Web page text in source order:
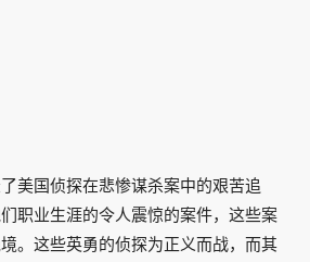
美国侦探在悲惨谋杀案中的艰苦追
职业生涯的令人震惊的案件，这些案
。这些英勇的侦探为正义而战，而其